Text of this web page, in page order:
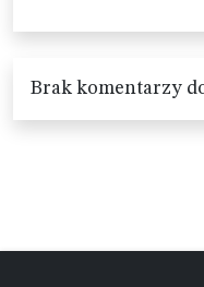
Brak komentarzy